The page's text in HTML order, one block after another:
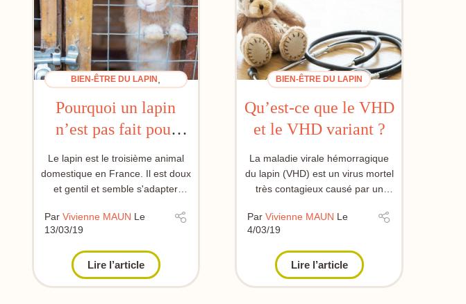
BIEN-ÊTRE DU LAPIN
Pourquoi un lapin
n’est pas fait pour
vivre en cage ?
Le lapin est le troisième animal
domestique en France. Il est doux
et gentil et semble s'adapter
Par Vivienne MAUN Le
13/03/19
Lire l’article
BIEN-ÊTRE DU LAPIN
Qu’est-ce que le VHD
et le VHD variant ?
La maladie virale hémorragique
du lapin (VHD) est un virus mortel
très contagieux causé par un
ParVivienne MAUN Le
4/03/19
Lire l’article